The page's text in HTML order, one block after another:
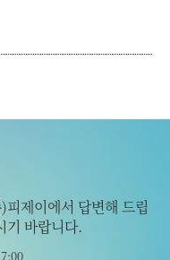
제이에서 답변해 드립
기 바랍니다.